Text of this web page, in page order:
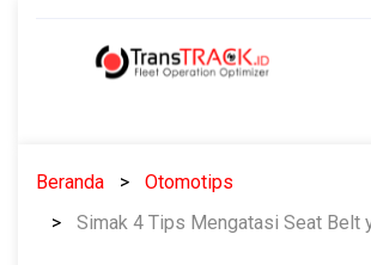
Beranda
Otomotips
Simak 4 Tips Mengatasi Seat Belt